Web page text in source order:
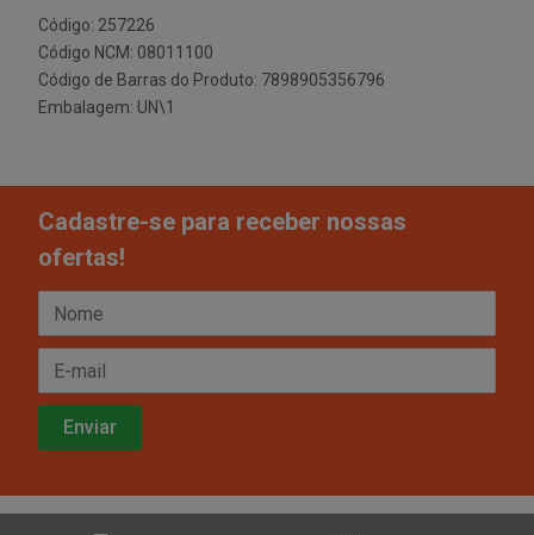
Código: 257226
Código NCM: 08011100
Código de Barras do Produto: 7898905356796
Embalagem: UN\1
Cadastre-se para receber nossas
ofertas!